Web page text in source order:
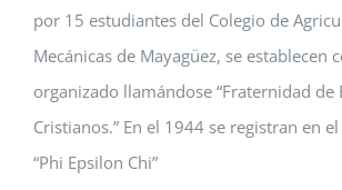
por 15 estudiantes del Colegio de
Mecánicas de Mayagüez, se establecen
organizado llamándose “Fraternidad de
Cristianos.” En el 1944 se registran en
“Phi Epsilon Chi”